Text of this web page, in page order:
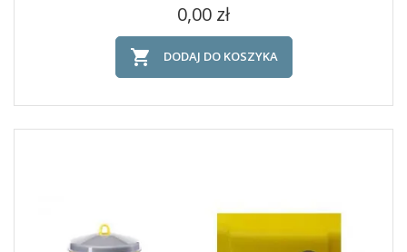
Cena
0,00 zł
 DODAJ DO KOSZYKA